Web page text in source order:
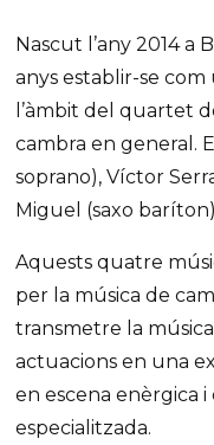
Nascut l’any 2014
anys establir-se
l’àmbit del quartet
cambra en general.
soprano), Víctor
Miguel (saxo
Aquests quatre
per la música de
transmetre la
actuacions en una
en escena enèrgica
especialitzada.